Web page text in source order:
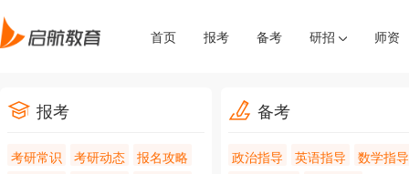
首页 报考 备考 研招 师资
报考
考研常识 考研动态
报名攻略
备考
政治指导 英语指导
数学指导